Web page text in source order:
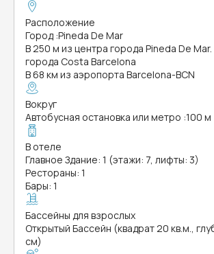
Расположение
Город :Pineda De Mar
В 250 м из центра города Pineda De
города Costa Barcelona
В 68 км из аэропорта Barcelona-BCN
Вокруг
Автобусная остановка или метро :100 м
В отеле
Главное Здание: 1 (этажи: 7, лифты: 3)
Рестораны: 1
Бары: 1
Бассейны для взрослых
Открытый Бассейн (квадрат 20 кв.м.,
см)